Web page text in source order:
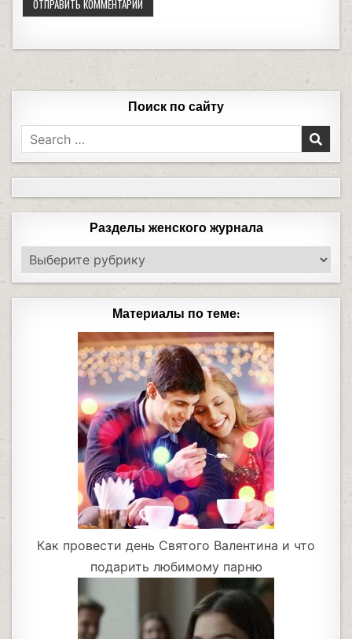
Поиск по сайту
Разделы женского журнала
Материалы по теме:
Как провести день Святого Валентина и что
подарить любимому парню